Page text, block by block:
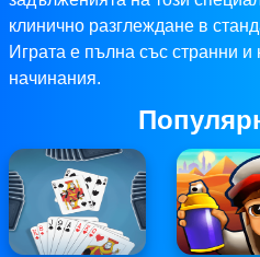
клинично разглеждане в
Играта е пълна със странни
начинания.